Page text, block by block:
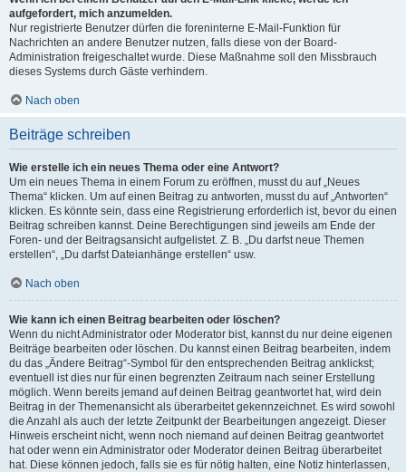
aufgefordert, mich anzumelden.
Nur registrierte Benutzer dürfen die foreninterne E-Mail-Funktion für
Nachrichten an andere Benutzer nutzen, falls diese von der Board-
Administration freigeschaltet wurde. Diese Maßnahme soll den Missbrauch
dieses Systems durch Gäste verhindern.
Nach oben
Beiträge schreiben
Wie erstelle ich ein neues Thema oder eine Antwort?
Um ein neues Thema in einem Forum zu eröffnen, musst du auf „Neues
Thema“ klicken. Um auf einen Beitrag zu antworten, musst du auf „Antworten“
klicken. Es könnte sein, dass eine Registrierung erforderlich ist, bevor du einen
Beitrag schreiben kannst. Deine Berechtigungen sind jeweils am Ende der
Foren- und der Beitragsansicht aufgelistet. Z. B. „Du darfst neue Themen
erstellen“, „Du darfst Dateianhänge erstellen“ usw.
Nach oben
Wie kann ich einen Beitrag bearbeiten oder löschen?
Wenn du nicht Administrator oder Moderator bist, kannst du nur deine eigenen
Beiträge bearbeiten oder löschen. Du kannst einen Beitrag bearbeiten, indem
du das „Ändere Beitrag“-Symbol für den entsprechenden Beitrag anklickst;
eventuell ist dies nur für einen begrenzten Zeitraum nach seiner Erstellung
möglich. Wenn bereits jemand auf deinen Beitrag geantwortet hat, wird dein
Beitrag in der Themenansicht als überarbeitet gekennzeichnet. Es wird sowohl
die Anzahl als auch der letzte Zeitpunkt der Bearbeitungen angezeigt. Dieser
Hinweis erscheint nicht, wenn noch niemand auf deinen Beitrag geantwortet
hat oder wenn ein Administrator oder Moderator deinen Beitrag überarbeitet
hat. Diese können jedoch, falls sie es für nötig halten, eine Notiz hinterlassen,